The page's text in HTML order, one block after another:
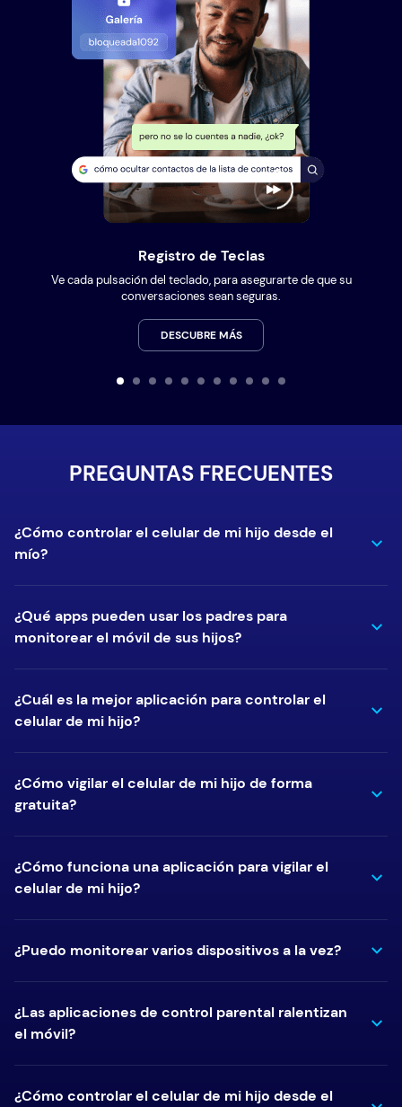
Registro de Teclas
Ve cada pulsación del teclado, para asegurarte de que su
conversaciones sean seguras.
DESCUBRE MÁS
PREGUNTAS FRECUENTES
¿Cómo controlar el celular de mi hijo desde el
mío?
¿Qué apps pueden usar los padres para
monitorear el móvil de sus hijos?
¿Cuál es la mejor aplicación para controlar el
celular de mi hijo?
¿Cómo vigilar el celular de mi hijo de forma
gratuita?
¿Cómo funciona una aplicación para vigilar el
celular de mi hijo?
¿Puedo monitorear varios dispositivos a la vez?
¿Las aplicaciones de control parental ralentizan
el móvil?
¿Cómo controlar el celular de mi hijo desde el